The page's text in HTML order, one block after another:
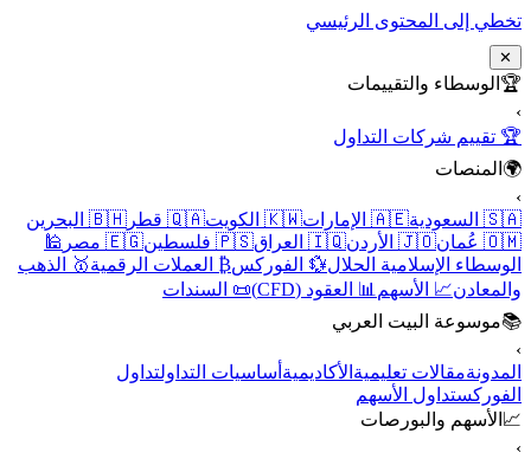
تخطي إلى المحتوى الرئيسي
✕
🏆 الوسطاء والتقييمات
›
🏆 تقييم شركات التداول
🌍 المنصات
›
🇸🇦 السعودية
🇦🇪 الإمارات 🇰🇼 الكويت 🇶🇦 قطر
🇧🇭 البحرين
🇴🇲 عُمان
🇯🇴 الأردن 🇮🇶 العراق 🇵🇸 فلسطين 🇪🇬 مصر
🕌
الوسطاء الإسلامية الحلال💱 الفوركس₿ العملات الرقمية🥇 الذهب
والمعادن📈 الأسهم 📊 العقود (CFD)
📜 السندات
📚موسوعة البيت العربي
›
المدونةمقالات تعليمية الأكاديمية أساسيات التداولتداول
الفوركستداول الأسهم
📈 الأسهم والبورصات
›